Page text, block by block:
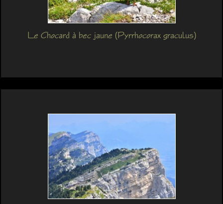
Le Chocard à bec jaune (Pyrrhocorax graculus)